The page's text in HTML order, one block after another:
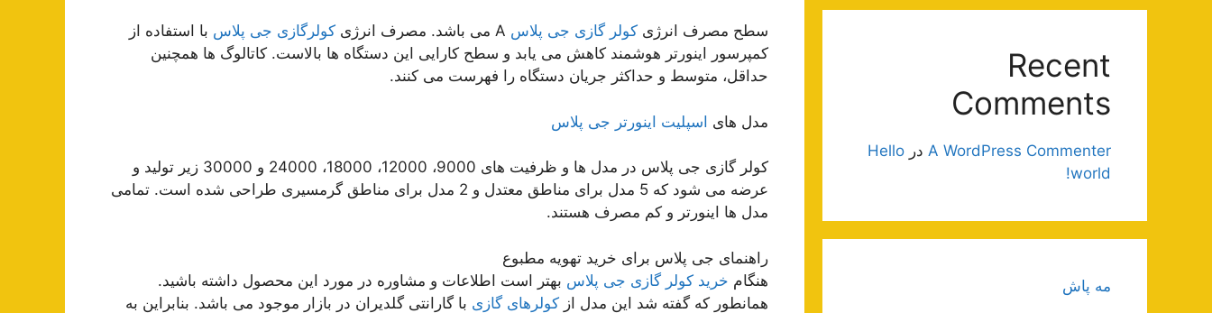
سطح مصرف انرژی کولر گازی جی پلاس کولرگازی جی پلاس با استفاده از
کمپرسور اینورتر هوشمند کاهش می یابد و سطح کارایی این دستگاه ها بالاست. کاتالوگ ها همچنین
حداقل، متوسط ​​و حداکثر جریان دستگاه را فهرست می کنند.
مدل های اسپلیت اینورتر جی پلاس
کولر گازی جی پلاس در مدل ها و ظرفیت های 9000، 12000، 18000، 24000 و 30000 زیر تولید و
عرضه می شود که 5 مدل برای مناطق معتدل و 2 مدل برای مناطق گرمسیری طراحی شده است. تمامی
مدل ها اینورتر و کم مصرف هستند.
راهنمای جی پلاس برای خرید تهویه مطبوع
هنگام خرید کولر گازی جی پلاس بهتر است اطلاعات و مشاوره در مورد این محصول داشته باشید.
همانطور که گفته شد این مدل از کولرهای گازی با گارانتی گلدیران در بازار موجود می باشد. بنابراین به
Recent
Comments
A WordPress Commenter در Hello
world!
مه پاش